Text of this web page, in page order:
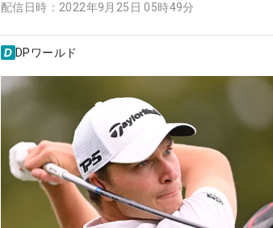
配信日時： 2022年9月25日 05時49分
DPワールド